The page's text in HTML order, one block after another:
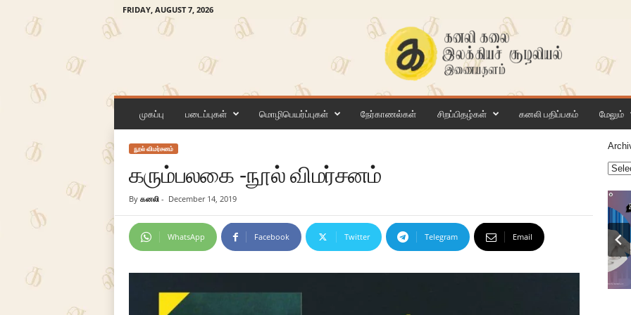
FRIDAY, AUGUST 7, 2026
க
ன
முகப்பு படைப்புகள் மொழிபெயர்ப்புகள் நேர்காணல்கள் சிறப்பிதழ்கள் கனலி பதிப்பகம் மேலும்
நூல் விமர்சனம்
கரும்பலகை -நூல் விமர்சனம்
By கனலி- December 14, 2019
WhatsApp Facebook Twitter Telegram Email